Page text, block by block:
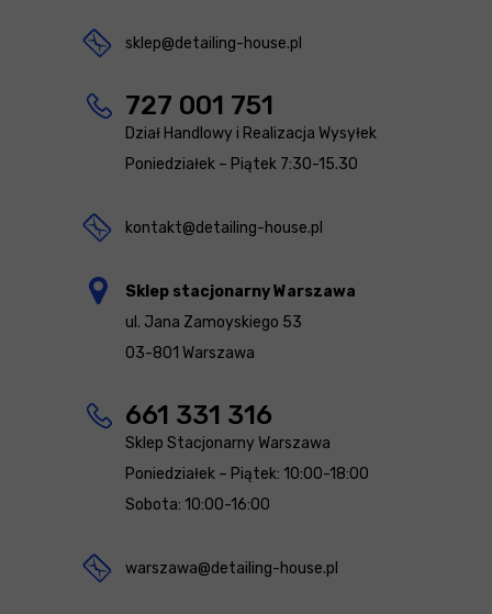
sklep@detailing-house.pl
727 001 751
Dział Handlowy i Realizacja Wysyłek
Poniedziałek – Piątek 7:30-15.30
kontakt@detailing-house.pl
Sklep stacjonarny Warszawa
ul. Jana Zamoyskiego 53
03-801 Warszawa
661 331 316
Sklep Stacjonarny Warszawa
Poniedziałek – Piątek: 10:00-18:00
Sobota: 10:00-16:00
warszawa@detailing-house.pl